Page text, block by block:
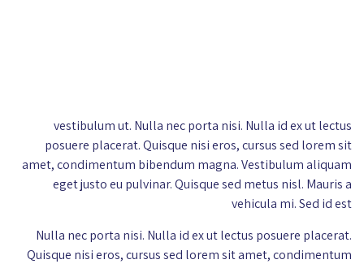
vestibulum ut. Nulla nec porta nisi. Nulla id ex ut lectus
posuere placerat. Quisque nisi eros, cursus sed lorem sit
amet, condimentum bibendum magna. Vestibulum aliquam
eget justo eu pulvinar. Quisque sed metus nisl. Mauris a
vehicula mi. Sed id est
Nulla nec porta nisi. Nulla id ex ut lectus posuere placerat.
Quisque nisi eros, cursus sed lorem sit amet, condimentum